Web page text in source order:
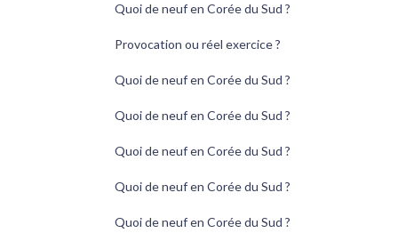
Quoi de neuf en Corée du Sud ?
Provocation ou réel exercice ?
Quoi de neuf en Corée du Sud ?
Quoi de neuf en Corée du Sud ?
Quoi de neuf en Corée du Sud ?
Quoi de neuf en Corée du Sud ?
Quoi de neuf en Corée du Sud ?